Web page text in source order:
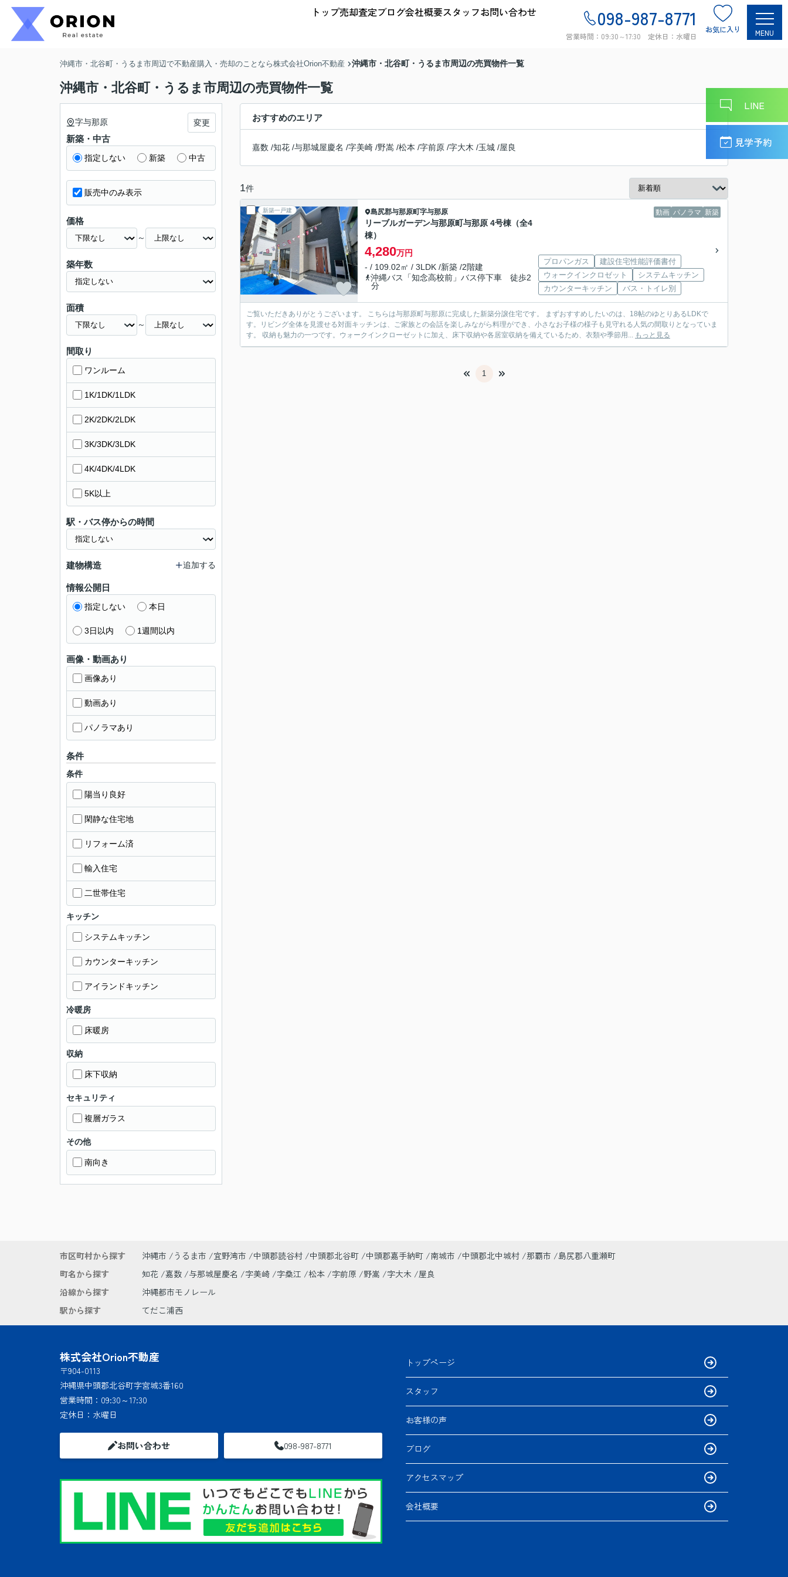
トップ売却査定ブログ会社概要スタッフお問い合わせ 098-987-8771
営業時間：09:30～17:30 定休日：水曜日
お気に入り MENU
LINE
見学予約
沖縄市・北谷町・うるま市周辺で不動産購入・売却のことなら株式会社Orion不動産 沖縄市・北谷町・うるま市周辺の売買物件一覧
沖縄市・北谷町・うるま市周辺の売買物件一覧
おすすめのエリア
嘉数 /知花 /与那城屋慶名 /字美崎 /野嵩 /松本 /字前原 /字大木 /玉城 /屋良
1件
新築一戸建 動画 パノラマ 新築
島尻郡与那原町字与那原
リーブルガーデン与那原町与那原 4号棟（全4
棟）
4,280万円
- / 109.02㎡ / 3LDK /新築 /2階建
沖縄バス「知念高校前」バス停下車 徒歩2
分
プロパンガス
建設住宅性能評価書付
ウォークインクロゼット
システムキッチン
カウンターキッチン
バス・トイレ別
ご覧いただきありがとうございます。 こちらは与那原町与那原に完成した新築分譲住宅です。 まずおすすめしたいのは、18帖のゆとりあるLDKで
す。リビング全体を見渡せる対面キッチンは、ご家族との会話を楽しみながら料理ができ、小さなお子様の様子も見守れる人気の間取りとなっていま
す。 収納も魅力の一つです。ウォークインクローゼットに加え、床下収納や各居室収納を備えているため、衣類や季節用...
もっと見る
1
字与那原 変更
新築・中古
指定しない 新築 中古
販売中のみ表示
価格
～
築年数
面積
～
間取り
ワンルーム
1K/1DK/1LDK
2K/2DK/2LDK
3K/3DK/3LDK
4K/4DK/4LDK
5K以上
駅・バス停からの時間
建物構造 追加する
情報公開日
指定しない 本日
3日以内 1週間以内
画像・動画あり
画像あり
動画あり
パノラマあり
条件
条件
陽当り良好
閑静な住宅地
リフォーム済
輸入住宅
二世帯住宅
キッチン
システムキッチン
カウンターキッチン
アイランドキッチン
冷暖房
床暖房
収納
床下収納
セキュリティ
複層ガラス
その他
南向き
市区町村から探す 沖縄市 うるま市 宜野湾市 中頭郡読谷村 中頭郡北谷町 中頭郡嘉手納町 南城市 中頭郡北中城村 那覇市
島尻郡八重瀬町
町名から探す
知花 嘉数 与那城屋慶名 字美崎 字桑江 松本 字前原 野嵩 字大木
屋良
沿線から探す
沖縄都市モノレール
駅から探す
てだこ浦西
株式会社Orion不動産
〒904-0113
沖縄県中頭郡北谷町字宮城3番160
営業時間： 09:30～17:30
定休日： 水曜日
お問い合わせ 098-987-8771
トップページ
スタッフ
お客様の声
ブログ
アクセスマップ
会社概要